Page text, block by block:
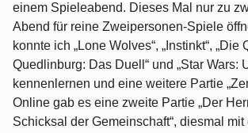
einem Spieleabend. Dieses Mal nur zu
Abend für reine Zweipersonen-Spiele
konnte ich „Lone Wolves“, „Instinkt“, „Die
Quedlinburg: Das Duell“ und „Star Wars:
kennenlernen und eine weitere Partie
Online gab es eine zweite Partie „Der
Schicksal der Gemeinschaft“, diesmal mit